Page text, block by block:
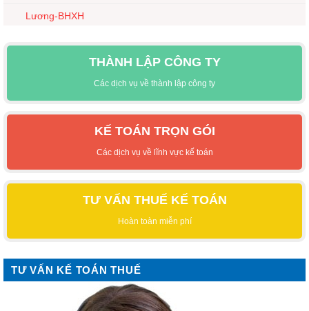
Lương-BHXH
THÀNH LẬP CÔNG TY
Các dịch vụ về thành lập công ty
KẾ TOÁN TRỌN GÓI
Các dịch vụ về lĩnh vực kế toán
TƯ VẤN THUẾ KẾ TOÁN
Hoàn toàn miễn phí
TƯ VẤN KẾ TOÁN THUẾ